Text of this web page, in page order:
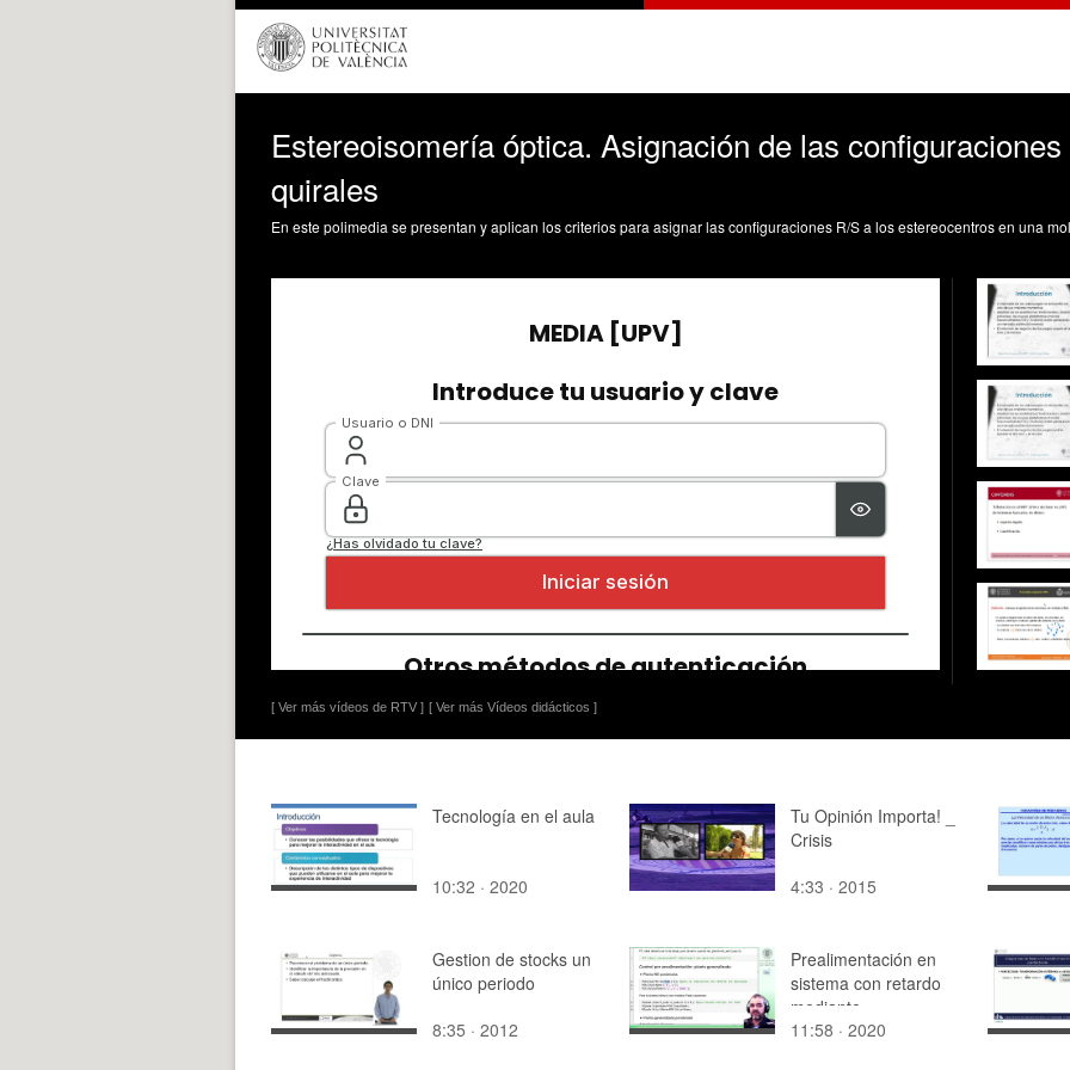
Estereoisomería óptica. Asignación de las
quirales
[ Ver más vídeos de RTV ] [ Ver más Vídeos didácticos ]
Tecnología en el aula
10:32 · 2020
Tu Opinión Importa! _
Crisis
4:33 · 2015
Gestion de stocks un
único periodo
8:35 · 2012
Prealimentación en
sistema con retardo
mediante
Hinfsyn+pade
11:58 · 2020